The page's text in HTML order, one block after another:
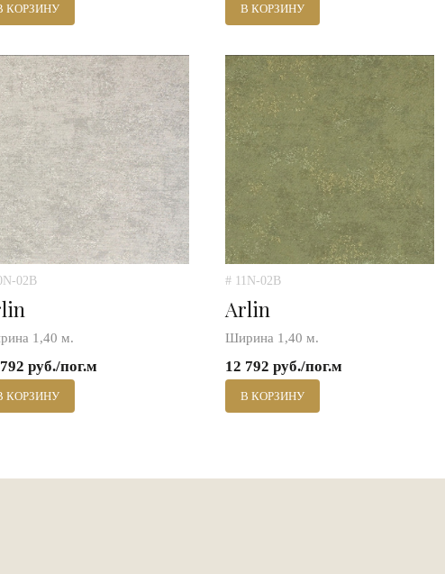
КОРЗИНУ В КОРЗИНУ
02B
1,40 м.
руб./пог.м
КОРЗИНУ
# 11N-02B
Arlin
Ширина 1,40 м.
12 792 руб./пог.м
В КОРЗИНУ